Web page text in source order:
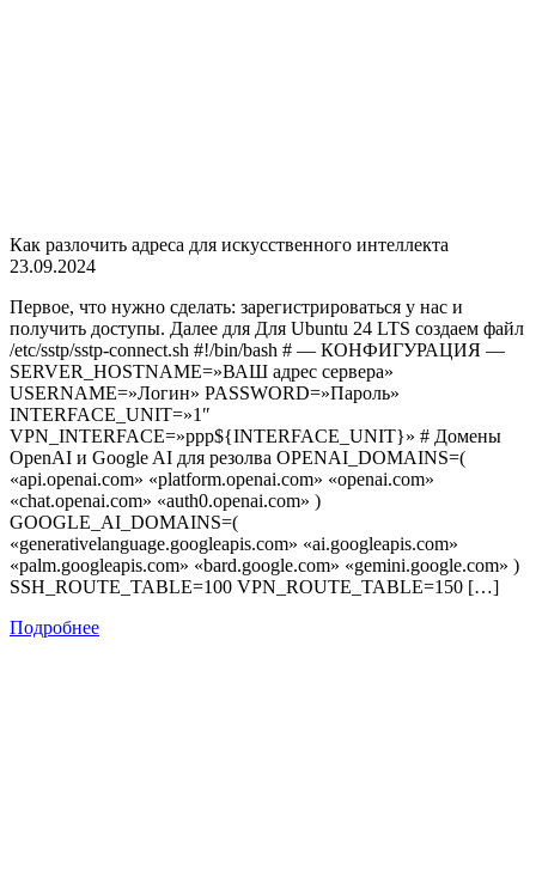
Как разлочить адреса для искусственного интеллекта
23.09.2024
Первое, что нужно сделать: зарегистрироваться у нас и
получить доступы. Далее для Для Ubuntu 24 LTS создаем файл
/etc/sstp/sstp-connect.sh #!/bin/bash # — КОНФИГУРАЦИЯ —
SERVER_HOSTNAME=»ВАШ адрес сервера»
USERNAME=»Логин» PASSWORD=»Пароль»
INTERFACE_UNIT=»1″
VPN_INTERFACE=»ppp${INTERFACE_UNIT}» # Домены
OpenAI и Google AI для резолва OPENAI_DOMAINS=(
«api.openai.com» «platform.openai.com» «openai.com»
«chat.openai.com» «auth0.openai.com» )
GOOGLE_AI_DOMAINS=(
«generativelanguage.googleapis.com» «ai.googleapis.com»
«palm.googleapis.com» «bard.google.com» «gemini.google.com» )
SSH_ROUTE_TABLE=100 VPN_ROUTE_TABLE=150 […]
Подробнее